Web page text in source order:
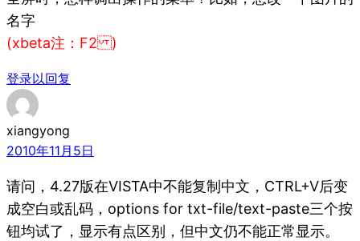
名字
(xbeta注：F2 )
登录以回复
xiangyong
2010年11月5日
请问，4.27版在VISTA中不能复制中文，CTRL+V后变
成空白或乱码，options for txt-file/text-paste三个按
钮均试了，显示有点区别，但中文仍不能正常显示。